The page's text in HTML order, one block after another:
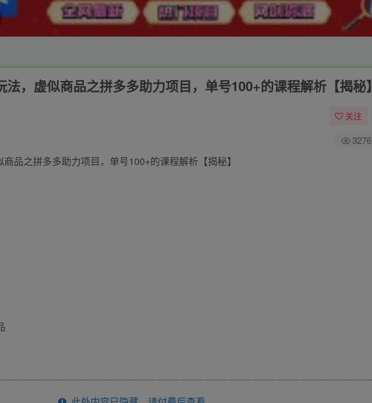
，虚似商品之拼多多助力项目，单号100+的课程解析【揭秘】
关注
3276
品之拼多多助力项目，单号100+的课程解析【揭秘】